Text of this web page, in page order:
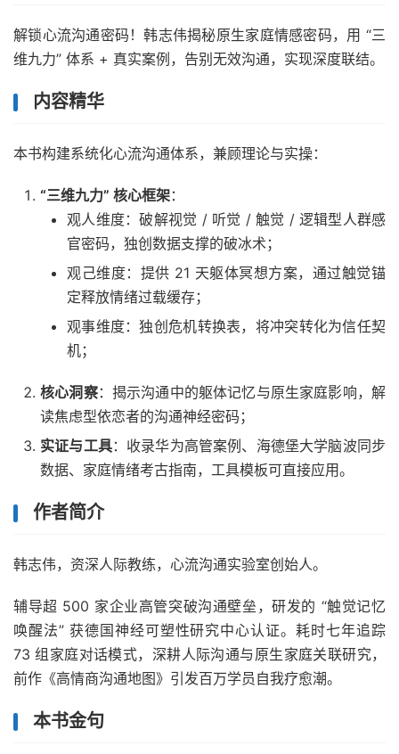
解锁心流沟通密码！韩志伟揭秘原生家庭情感密码，用 “三
维九力” 体系 + 真实案例，告别无效沟通，实现深度联结。
内容精华
本书构建系统化心流沟通体系，兼顾理论与实操：
“三维九力” 核心框架：
观人维度：破解视觉 / 听觉 / 触觉 / 逻辑型人群感
官密码，独创数据支撑的破冰术；
观己维度：提供 21 天躯体冥想方案，通过触觉锚
定释放情绪过载缓存；
观事维度：独创危机转换表，将冲突转化为信任契
机；
核心洞察：揭示沟通中的躯体记忆与原生家庭影响，解
读焦虑型依恋者的沟通神经密码；
实证与工具：收录华为高管案例、海德堡大学脑波同步
数据、家庭情绪考古指南，工具模板可直接应用。
作者简介
韩志伟，资深人际教练，心流沟通实验室创始人。
辅导超 500 家企业高管突破沟通壁垒，研发的 “触觉记忆
唤醒法” 获德国神经可塑性研究中心认证。耗时七年追踪
73 组家庭对话模式，深耕人际沟通与原生家庭关联研究，
前作《高情商沟通地图》引发百万学员自我疗愈潮。
本书金句